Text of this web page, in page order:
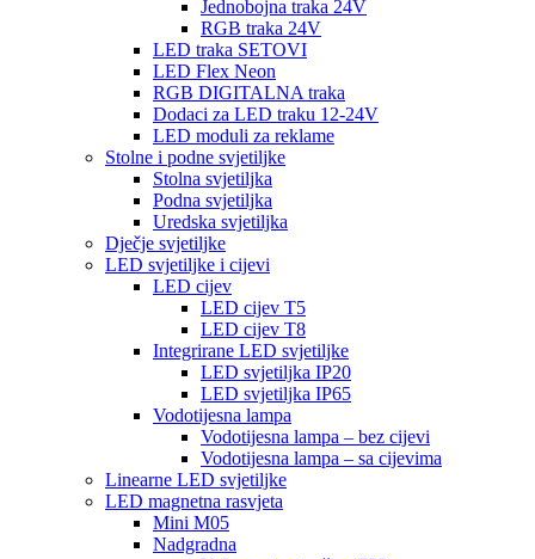
Jednobojna traka 24V
RGB traka 24V
LED traka SETOVI
LED Flex Neon
RGB DIGITALNA traka
Dodaci za LED traku 12-24V
LED moduli za reklame
Stolne i podne svjetiljke
Stolna svjetiljka
Podna svjetiljka
Uredska svjetiljka
Dječje svjetiljke
LED svjetiljke i cijevi
LED cijev
LED cijev T5
LED cijev T8
Integrirane LED svjetiljke
LED svjetiljka IP20
LED svjetiljka IP65
Vodotijesna lampa
Vodotijesna lampa – bez cijevi
Vodotijesna lampa – sa cijevima
Linearne LED svjetiljke
LED magnetna rasvjeta
Mini M05
Nadgradna